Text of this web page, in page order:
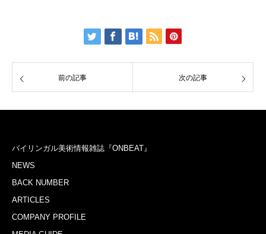
前の記事 次の記事
バイリンガル美術情報雑誌『ONBEAT』
NEWS
BACK NUMBER
ARTICLES
COMPANY PROFILE